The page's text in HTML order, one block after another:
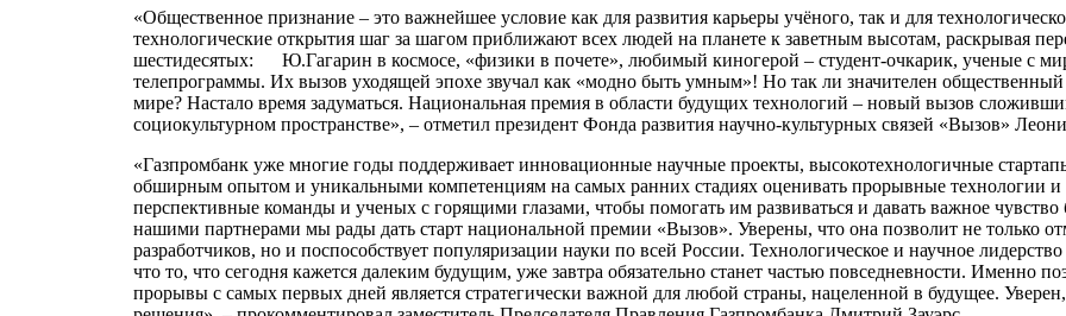
«Общественное признание – это важнейшее условие как для развития карьеры учёного, так и для
технологические открытия шаг за шагом приближают всех людей на планете к заветным высотам, раскрывая
шестидесятых: Ю.Гагарин в космосе, «физики в почете», любимый киногерой – студент-очкарик, ученые с
телепрограммы. Их вызов уходящей эпохе звучал как «модно быть умным»! Но так ли значителен
мире? Настало время задуматься. Национальная премия в области будущих технологий – новый вызов
социокультурном пространстве», – отметил президент Фонда развития научно-культурных связей «Вызов»
«Газпромбанк уже многие годы поддерживает инновационные научные проекты, высокотехнологичные
обширным опытом и уникальными компетенциям на самых ранних стадиях оценивать прорывные технологии и
перспективные команды и ученых с горящими глазами, чтобы помогать им развиваться и давать важное
нашими партнерами мы рады дать старт национальной премии «Вызов». Уверены, что она позволит не только
разработчиков, но и поспособствует популяризации науки по всей России. Технологическое и научное
что то, что сегодня кажется далеким будущим, уже завтра обязательно станет частью повседневности. Именно
прорывы с самых первых дней является стратегически важной для любой страны, нацеленной в будущее.